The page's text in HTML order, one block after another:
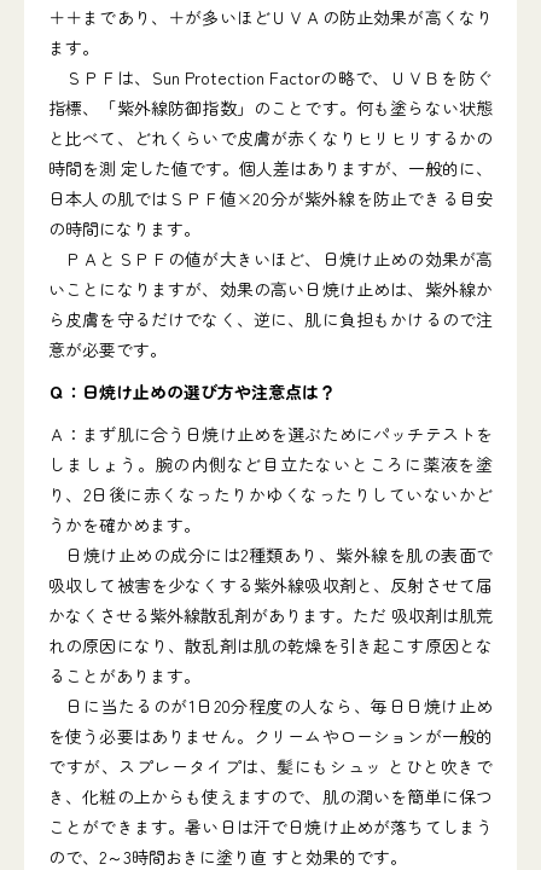
＋＋まであり、＋が多いほどＵＶＡの防止効果が高くなり
ます。
ＳＰＦは、Sun Protection Factorの略で、ＵＶＢを防ぐ
指標、「紫外線防御指数」のことです。何も塗らない状態
と比べて、どれくらいで皮膚が赤くなりヒリヒリするかの
時間を測 定した値です。個人差はありますが、一般的に、
日本人の肌ではＳＰＦ値×20分が紫外線を防止できる目安
の時間になります。
ＰＡとＳＰＦの値が大きいほど、日焼け止めの効果が高
いことになりますが、効果の高い日焼け止めは、紫外線か
ら皮膚を守るだけでなく、逆に、肌に負担もかけるので注
意が必要です。
Ｑ：日焼け止めの選び方や注意点は？
Ａ：まず肌に合う日焼け止めを選ぶためにパッチテストを
しましょう。腕の内側など目立たないところに薬液を塗
り、2日後に赤くなったりかゆくなったりしていないかど
うかを確かめます。
日焼け止めの成分には2種類あり、紫外線を肌の表面で
吸収して被害を少なくする紫外線吸収剤と、反射させて届
かなくさせる紫外線散乱剤があります。ただ 吸収剤は肌荒
れの原因になり、散乱剤は肌の乾燥を引き起こす原因とな
ることがあります。
日に当たるのが1日20分程度の人なら、毎日日焼け止め
を使う必要はありません。クリームやローションが一般的
ですが、スプレータイプは、髪にもシュッ とひと吹きで
き、化粧の上からも使えますので、肌の潤いを簡単に保つ
ことができます。暑い日は汗で日焼け止めが落ちてしまう
ので、2～3時間おきに塗り直 すと効果的です。